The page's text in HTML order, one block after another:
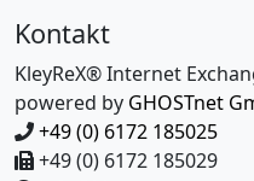
Kontakt
KleyReX® Internet
powered by GHOSTnet
+49 (0) 6172 185025
+49 (0) 6172 185029